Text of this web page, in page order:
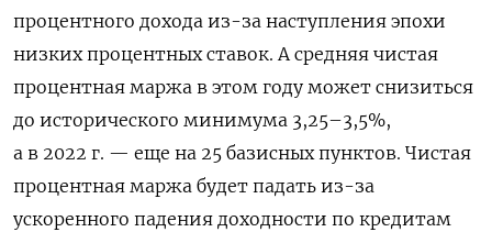
процентного дохода из-за наступления эпохи
низких процентных ставок. А средняя чистая
процентная маржа в этом году может снизиться
до исторического минимума 3,25–3,5%,
а в 2022 г. — еще на 25 базисных пунктов. Чистая
процентная маржа будет падать из-за
ускоренного падения доходности по кредитам